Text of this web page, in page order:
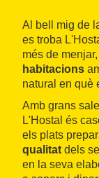
Al bell mig de
es troba
més de
habitacions
natural en què
Amb grans
L'Hostal és
els plats
qualitat dels
en la seva